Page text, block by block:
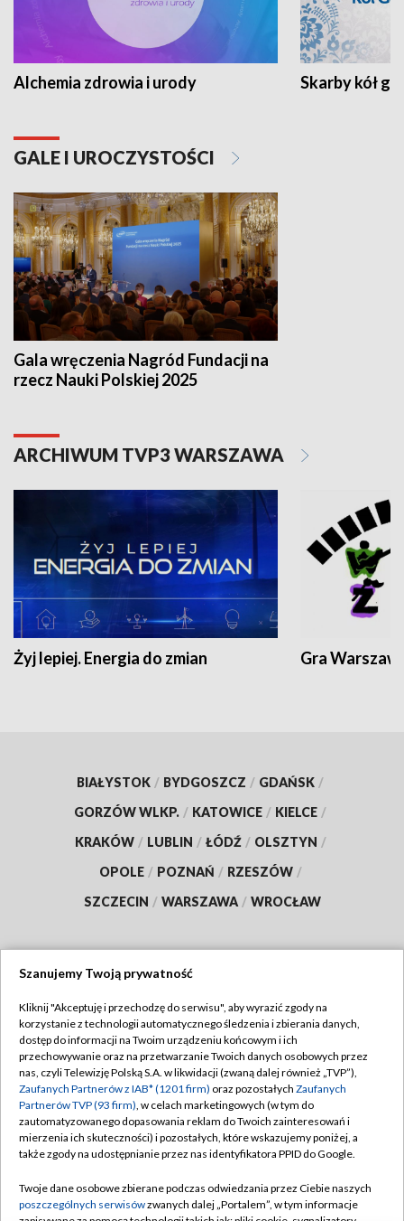
Alchemia zdrowia i urody Skarby kół
GALE I UROCZYSTOŚCI
Gala wręczenia Nagród Fundacji na
rzecz Nauki Polskiej 2025
ARCHIWUM TVP3 WARSZAWA
Żyj lepiej. Energia do zmian Gra
BIAŁYSTOK / BYDGOSZCZ / GDAŃSK /
GORZÓW WLKP. / KATOWICE / KIELCE /
KRAKÓW / LUBLIN / ŁÓDŹ / OLSZTYN /
OPOLE / POZNAŃ / RZESZÓW /
SZCZECIN / WARSZAWA / WROCŁAW
TVP
Abonament TVP
Emisja w TVP
Centrum informacji TVP
Naziemna Telewizja Cyfrowa
Rada Programowa
Regulamin TVP
Polityka prywatności
Moje zgody
Pomoc
Kontakt
Szanujemy Twoją prywatność
Kliknij "Akceptuję i przechodzę do serwisu", aby wyrazić zgody na
korzystanie z technologii automatycznego śledzenia i zbierania danych,
dostęp do informacji na Twoim urządzeniu końcowym i ich
przechowywanie oraz na przetwarzanie Twoich danych osobowych przez
nas, czyli Telewizję Polską S.A. w likwidacji (zwaną dalej również „TVP”),
Zaufanych Partnerów z IAB* (1201 firm) oraz pozostałych Zaufanych
Partnerów TVP (93 firm), w celach marketingowych (w tym do
zautomatyzowanego dopasowania reklam do Twoich zainteresowań i
mierzenia ich skuteczności) i pozostałych, które wskazujemy poniżej, a
także zgody na udostępnianie przez nas identyfikatora PPID do Google.
Twoje dane osobowe zbierane podczas odwiedzania przez Ciebie naszych
poszczególnych serwisówzwanych dalej „Portalem”, w tym informacje